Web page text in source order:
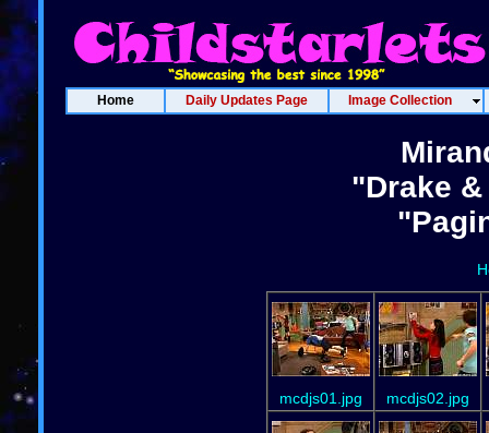
Home Daily Updates Page Image Collection
"Drake
mcdjs01.jpg mcdjs02.jpg